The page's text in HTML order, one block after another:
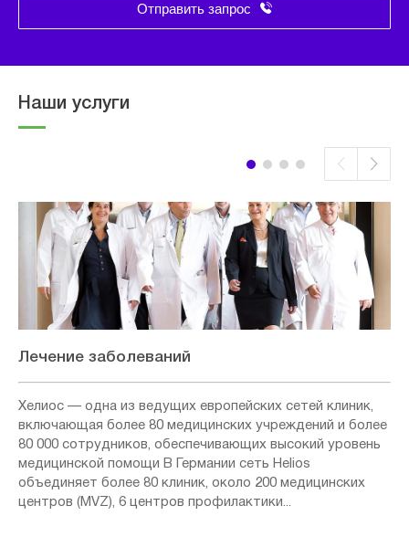
Отправить запрос
Наши услуги
Лечение заболеваний
Хелиос — одна из ведущих европейских сетей клиник,
включающая более 80 медицинских учреждений и более
80 000 сотрудников, обеспечивающих высокий уровень
медицинской помощи В Германии сеть Helios
объединяет более 80 клиник, около 200 медицинских
центров (MVZ), 6 центров профилактики...